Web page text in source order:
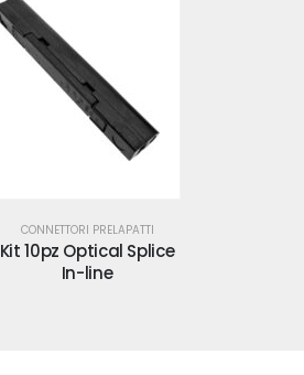
CONNETTORI PRELAPATTI
Kit 10pz Optical Splice
In-line